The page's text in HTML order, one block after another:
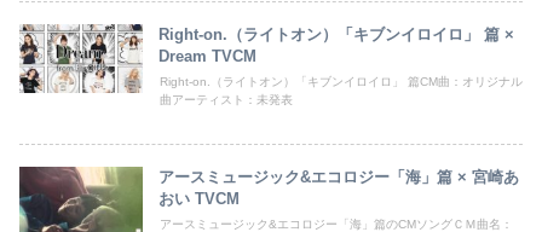
Right-on.（ライトオン）「キブンイロイロ」 篇 ×
Dream TVCM
Right-on.（ライトオン）「キブンイロイロ」 篇CM曲：オリジナル
曲アーティスト：未発表
アースミュージック&エコロジー「海」篇 × 宮崎あ
おい TVCM
アースミュージック&エコロジー「海」篇のCMソングＣＭ曲名：